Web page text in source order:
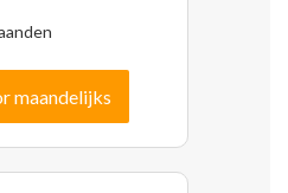
maandelijks